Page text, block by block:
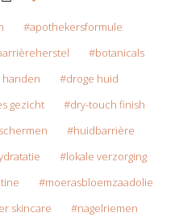
apothekersformule
botanicals
droge huid
gezicht
dry-touch finish
huidbarrière
lokale verzorging
moerasbloemzaadolie
skincare
nagelriemen